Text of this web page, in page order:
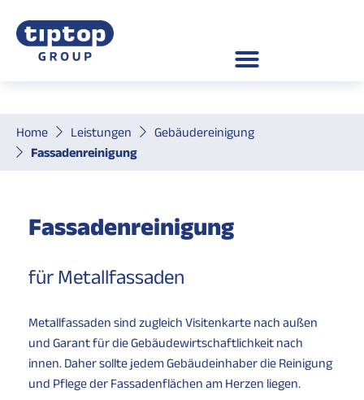
Home Leistungen
Gebäudereinigung
Fassadenreinigung
Fassadenreinigung
für Metallfassaden
Metallfassaden sind zugleich Visitenkarte nach außen
und Garant für die Gebäudewirtschaftlichkeit nach
innen. Daher sollte jedem Gebäudeinhaber die Reinigung
und Pflege der Fassadenflächen am Herzen liegen.